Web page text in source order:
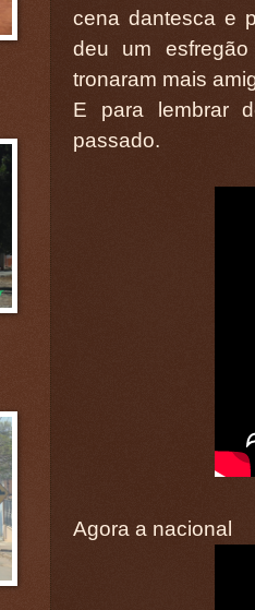
cena dantesca e
deu um
tronaram mais
E para lembrar
passado.
Agora a nacional